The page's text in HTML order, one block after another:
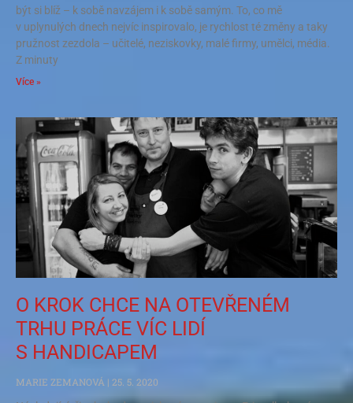
být si blíž – k sobě navzájem i k sobě samým. To, co mě
v uplynulých dnech nejvíc inspirovalo, je rychlost té změny a taky
pružnost zezdola – učitelé, neziskovky, malé firmy, umělci, média.
Z minuty
Více »
O KROK CHCE NA OTEVŘENÉM
TRHU PRÁCE VÍC LIDÍ
S HANDICAPEM
MARIE ZEMANOVÁ
25. 5. 2020